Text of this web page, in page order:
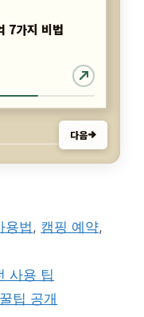
7가지 비법
다음
용법 , 캠핑 예약,
사용 팁
팁 공개